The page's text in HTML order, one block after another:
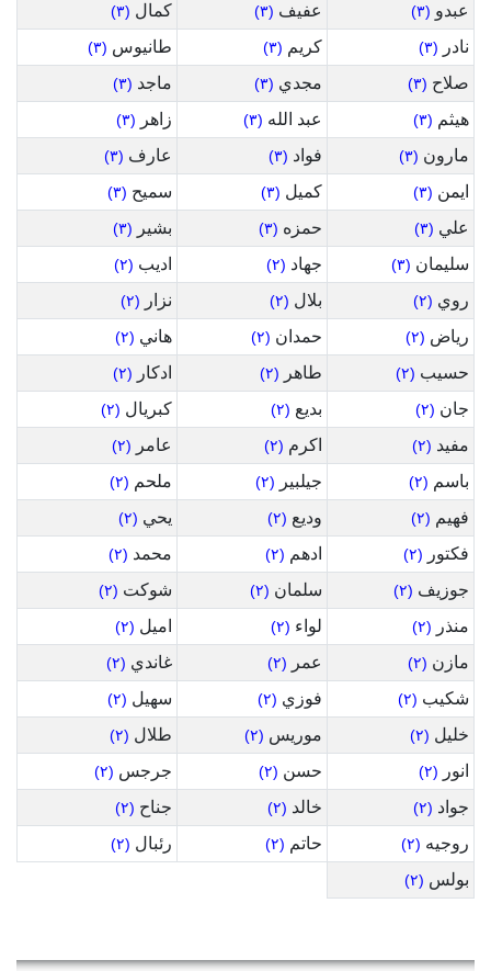
عبدو (٣) عفيف (٣) كمال (٣)
نادر (٣) كريم (٣) طانيوس (٣)
صلاح (٣) مجدي (٣) ماجد (٣)
هيثم (٣) عبد الله (٣) زاهر (٣)
مارون (٣) فواد (٣) عارف (٣)
ايمن (٣) كميل (٣) سميح (٣)
علي (٣) حمزه (٣) بشير (٣)
سليمان (٣) جهاد (٢) اديب (٢)
روي (٢) بلال (٢) نزار (٢)
رياض (٢) حمدان (٢) هاني (٢)
حسيب (٢) طاهر (٢) ادكار (٢)
جان (٢) بديع (٢) كبريال (٢)
مفيد (٢) اكرم (٢) عامر (٢)
باسم (٢) جيلبير (٢) ملحم (٢)
فهيم (٢) وديع (٢) يحي (٢)
فكتور (٢) ادهم (٢) محمد (٢)
جوزيف (٢) سلمان (٢) شوكت (٢)
منذر (٢) لواء (٢) اميل (٢)
مازن (٢) عمر (٢) غاندي (٢)
شكيب (٢) فوزي (٢) سهيل (٢)
خليل (٢) موريس (٢) طلال (٢)
انور (٢) حسن (٢) جرجس (٢)
جواد (٢) خالد (٢) جناح (٢)
روجيه (٢) حاتم (٢) رئبال (٢)
بولس (٢)